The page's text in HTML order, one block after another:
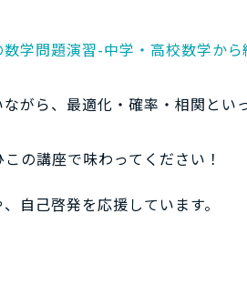
学問題演習-中学・高校数学か
がら、最適化・確率・相関とい
の講座で味わってください！
自己啓発を応援しています。